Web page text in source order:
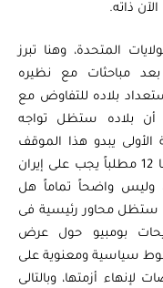
ذاته.
المتحدة، وهنا تبرز
بعد مباحثات مع نظيره
بلاده للتفاوض مع
بلاده ستظل تواجه
الأولى يبدو هذا الموقف
جديداً تماماً، فالمعروف أن واشنطن لديها 12 مطلباً يجب على إيران
وليس واضحاً تماماً هل
محاور رئيسية فى
بومبيو حول عرض
سياسية ومعنوية على
أزمتها، وبالتالى